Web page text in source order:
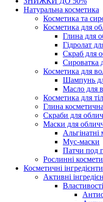
Натуральна косметика
Косметика та
Косметика для
Глина для
Гідролат
Скраб для
Сироватка
Косметика для
Шампунь
Масло для
Косметика для
Глина косметична
Скраби для
Маски для
Мус-маски
Патчи под
Рослинні
Косметичні інгредієнти
Активні